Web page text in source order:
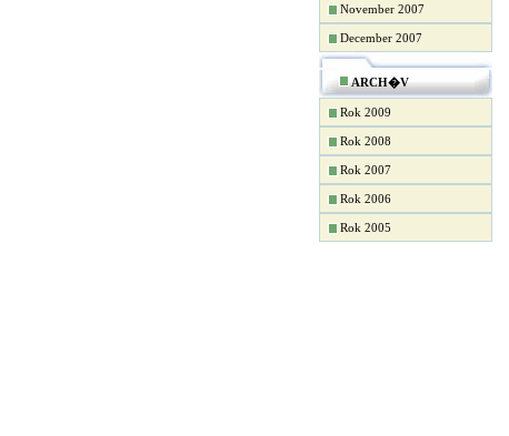
November 2007
December 2007
ARCH�V
Rok 2009
Rok 2008
Rok 2007
Rok 2006
Rok 2005